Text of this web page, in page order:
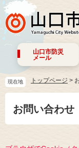
山口市防災
メール
現在地 トップページ >
お問い合わせ